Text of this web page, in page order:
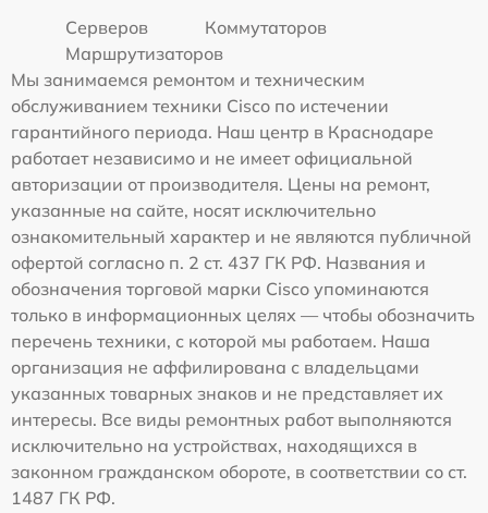
Серверов
Коммутаторов
Маршрутизаторов
Мы занимаемся ремонтом и техническим
обслуживанием техники Cisco по истечении
гарантийного периода. Наш центр в Краснодаре
работает независимо и не имеет официальной
авторизации от производителя. Цены на ремонт,
указанные на сайте, носят исключительно
ознакомительный характер и не являются публичной
офертой согласно п. 2 ст. 437 ГК РФ. Названия и
обозначения торговой марки Cisco упоминаются
только в информационных целях — чтобы обозначить
перечень техники, с которой мы работаем. Наша
организация не аффилирована с владельцами
указанных товарных знаков и не представляет их
интересы. Все виды ремонтных работ выполняются
исключительно на устройствах, находящихся в
законном гражданском обороте, в соответствии со ст.
1487 ГК РФ.